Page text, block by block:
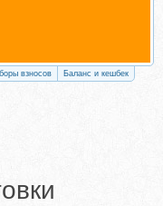
взносов Баланс и кешбек